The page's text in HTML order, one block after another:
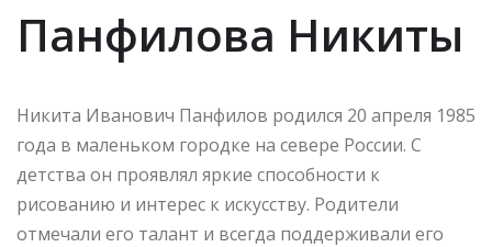
Панфилова Никиты
Никита Иванович Панфилов родился 20 апреля 1985
года в маленьком городке на севере России. С
детства он проявлял яркие способности к
рисованию и интерес к искусству. Родители
отмечали его талант и всегда поддерживали его